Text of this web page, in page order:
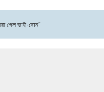
গেল ভাই-বোন"